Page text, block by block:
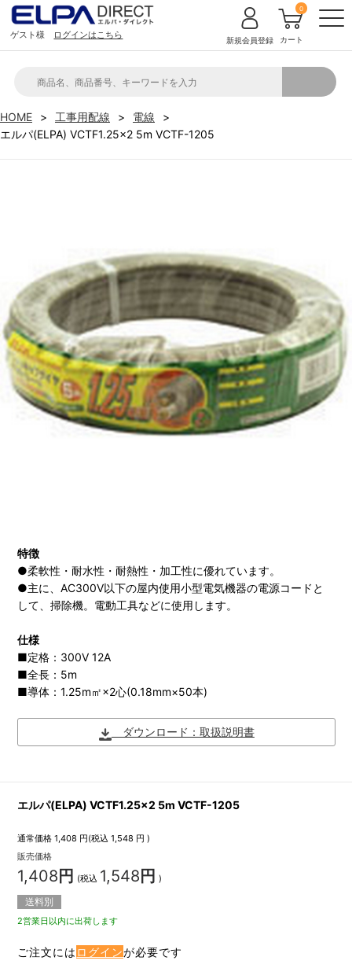
ゲスト様 ログインはこちら 新規会員登録 カート
0
HOME 工事用配線
電線
エルパ(ELPA) VCTF1.25×2 5m VCTF-1205
特徴
●柔軟性・耐水性・耐熱性・加工性に優れています。
●主に、AC300V以下の屋内使用小型電気機器の電源コードと
して、掃除機。電動工具などに使用します。
仕様
■定格：300V 12A
■全長：5m
■導体：1.25m㎡×2心(0.18mm×50本)
ダウンロード：取扱説明書
エルパ(ELPA) VCTF1.25×2 5m VCTF-1205
通常価格 1,408 円(税込1,548 円 )
販売価格
1,408 円 (税込 1,548 円 )
送料別
2営業日以内に出荷します
ご注文には ログインが必要です